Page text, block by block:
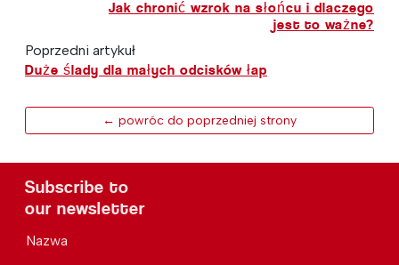
Jak chronić wzrok na słońcu i dlaczego
jest to ważne?
Poprzedni artykuł
Duże ślady dla małych odcisków łap
← powróc do poprzedniej strony
Subscribe to
our newsletter
Nazwa